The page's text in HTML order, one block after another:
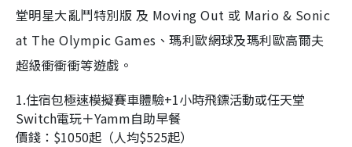
堂明星大亂鬥特別版 及 Moving Out 或 Mario & Sonic
at The Olympic Games、瑪利歐網球及瑪利歐高爾夫
超級衝衝衝等遊戲。
1.住宿包極速模擬賽車體驗+1小時飛鏢活動或任天堂
Switch電玩＋Yamm自助早餐
價錢：$1050起（人均$525起）